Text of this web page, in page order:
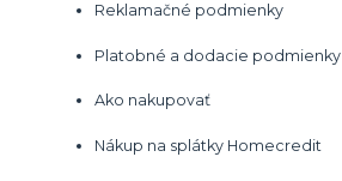
Reklamačné podmienky
Platobné a dodacie podmienky
Ako nakupovať
Nákup na splátky Homecredit